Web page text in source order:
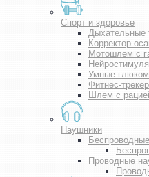
Спорт и здоровье
Дыхательные
Корректор
Мотошлем с
Умные
Фитнес-
Шлем с
Наушники
Проводные